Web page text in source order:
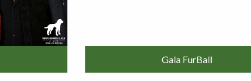
Gala FurBall